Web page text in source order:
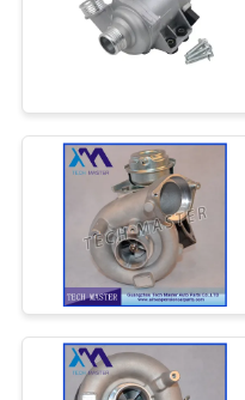
SITE
INTIMITÉ
POLITIQUE